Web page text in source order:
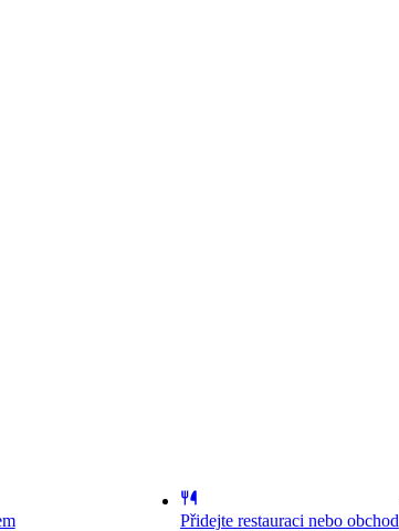
Přidejte restauraci nebo obchod